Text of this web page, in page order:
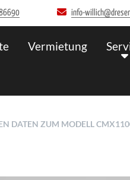
info-
Vermietung
DATEN ZUM MODELL